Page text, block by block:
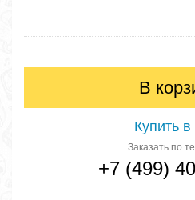
В
Купить в
Заказать по
+7 (499)